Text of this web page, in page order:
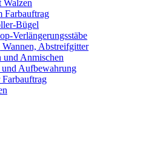
Walzen
Farbauftrag
Bügel
Verlängerungsstäbe
Wannen, Abstreifgitter
und Anmischen
und Aufbewahrung